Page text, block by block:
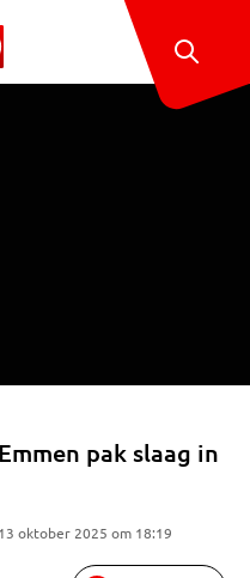
pak slaag in
oktober 2025 om 18:19